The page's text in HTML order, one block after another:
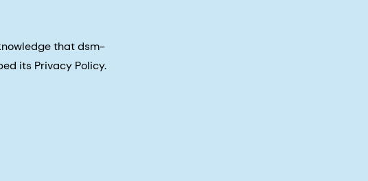
that dsm-
its Privacy Policy.